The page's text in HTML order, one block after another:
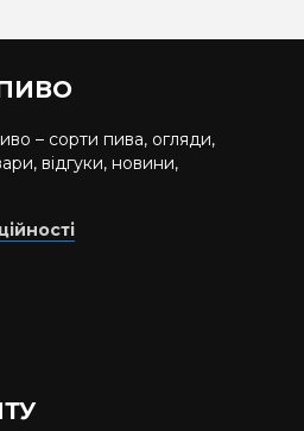
– сорти пива, огляди,
відгуки, новини,